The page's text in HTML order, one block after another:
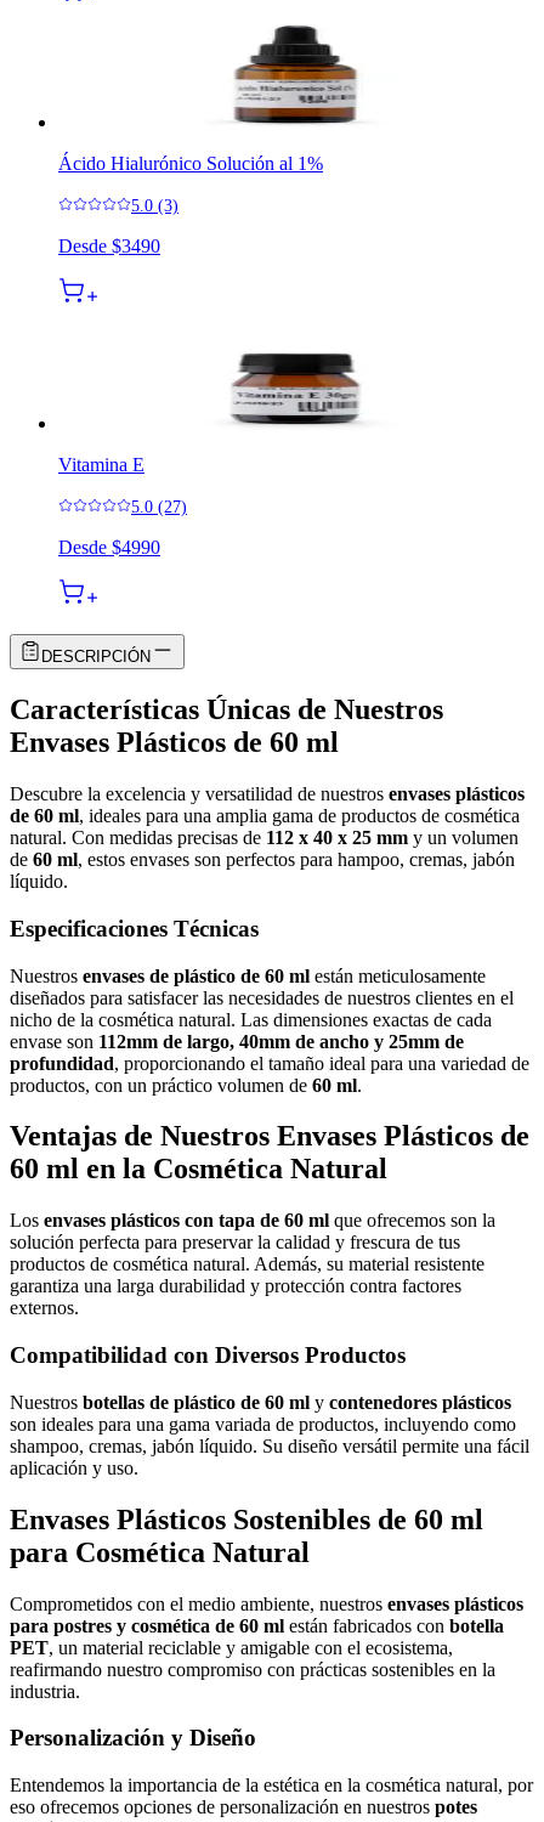
Ácido Hialurónico Solución al 1%
5.0 (3)
Desde $3490
Vitamina E
5.0 (27)
Desde $4990
DESCRIPCIÓN
Características Únicas de Nuestros
Envases Plásticos de 60 ml
Descubre la excelencia y versatilidad de nuestros envases plásticos
de 60 ml, ideales para una amplia gama de productos de cosmética
natural. Con medidas precisas de 112 x 40 x 25 mm y un volumen
de 60 ml, estos envases son perfectos para hampoo, cremas, jabón
líquido.
Especificaciones Técnicas
Nuestros envases de plástico de 60 ml están meticulosamente
diseñados para satisfacer las necesidades de nuestros clientes en el
nicho de la cosmética natural. Las dimensiones exactas de cada
envase son 112mm de largo, 40mm de ancho y 25mm de
profundidad, proporcionando el tamaño ideal para una variedad de
productos, con un práctico volumen de 60 ml.
Ventajas de Nuestros Envases Plásticos de
60 ml en la Cosmética Natural
Los envases plásticos con tapa de 60 ml que ofrecemos son la
solución perfecta para preservar la calidad y frescura de tus
productos de cosmética natural. Además, su material resistente
garantiza una larga durabilidad y protección contra factores
externos.
Compatibilidad con Diversos Productos
Nuestros botellas de plástico de 60 ml y contenedores plásticos
son ideales para una gama variada de productos, incluyendo como
shampoo, cremas, jabón líquido. Su diseño versátil permite una fácil
aplicación y uso.
Envases Plásticos Sostenibles de 60 ml
para Cosmética Natural
Comprometidos con el medio ambiente, nuestros envases plásticos
para postres y cosmética de 60 ml están fabricados con botella
PET, un material reciclable y amigable con el ecosistema,
reafirmando nuestro compromiso con prácticas sostenibles en la
industria.
Personalización y Diseño
Entendemos la importancia de la estética en la cosmética natural, por
eso ofrecemos opciones de personalización en nuestros potes